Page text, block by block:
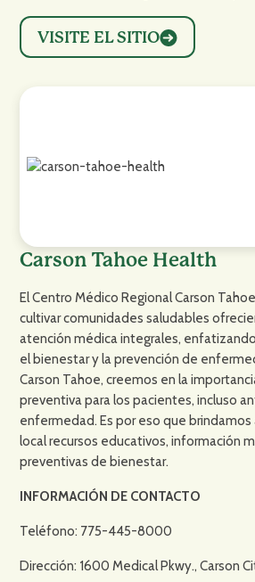
VISITE EL SITIO
Carson Tahoe Health
El Centro Médico Regional Carson
cultivar comunidades saludables
atención médica integrales,
el bienestar y la prevención de
Carson Tahoe, creemos en la
preventiva para los pacientes, incluso
enfermedad. Es por eso que
local recursos educativos, información
preventivas de bienestar.
INFORMACIÓN DE CONTACTO
Teléfono: 775-445-8000
Dirección: 1600 Medical Pkwy., Carson